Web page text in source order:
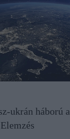
ukrán háború a